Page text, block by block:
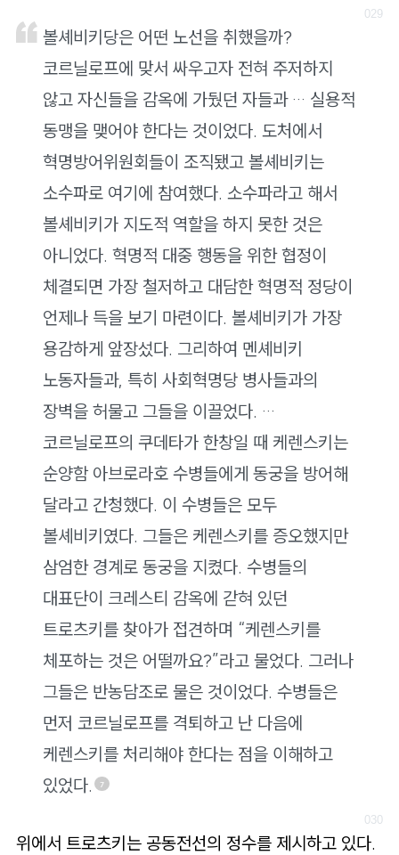
볼셰비키당은 어떤 노선을 취했을까?
코르닐로프에 맞서 싸우고자 전혀 주저하지
않고 자신들을 감옥에 가뒀던 자들과 … 실용적
동맹을 맺어야 한다는 것이었다. 도처에서
혁명방어위원회들이 조직됐고 볼셰비키는
소수파로 여기에 참여했다. 소수파라고 해서
볼셰비키가 지도적 역할을 하지 못한 것은
아니었다. 혁명적 대중 행동을 위한 협정이
체결되면 가장 철저하고 대담한 혁명적 정당이
언제나 득을 보기 마련이다. 볼셰비키가 가장
용감하게 앞장섰다. 그리하여 멘셰비키
노동자들과, 특히 사회혁명당 병사들과의
장벽을 허물고 그들을 이끌었다. …
코르닐로프의 쿠데타가 한창일 때 케렌스키는
순양함 아브로라호 수병들에게 동궁을 방어해
달라고 간청했다. 이 수병들은 모두
볼셰비키였다. 그들은 케렌스키를 증오했지만
삼엄한 경계로 동궁을 지켰다. 수병들의
대표단이 크레스티 감옥에 갇혀 있던
트로츠키를 찾아가 접견하며 “케렌스키를
체포하는 것은 어떨까요?”라고 물었다. 그러나
그들은 반농담조로 물은 것이었다. 수병들은
먼저 코르닐로프를 격퇴하고 난 다음에
케렌스키를 처리해야 한다는 점을 이해하고
있었다.
7
위에서 트로츠키는 공동전선의 정수를 제시하고 있다.